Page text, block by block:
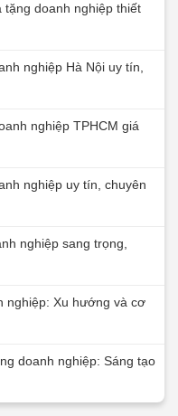
doanh nghiệp thiết
nghiệp Hà Nội uy tín,
nghiệp TPHCM giá
nghiệp uy tín, chuyên
nghiệp sang trọng,
nghiệp: Xu hướng và cơ
doanh nghiệp: Sáng tạo